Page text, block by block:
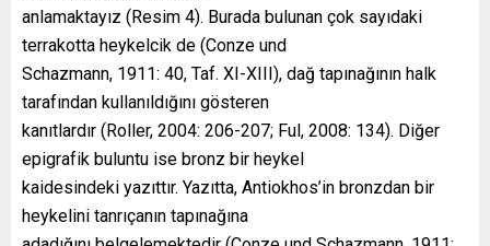
anlamaktayız (Resim 4). Burada bulunan çok sayıdaki
terrakotta heykelcik de (Conze und
Schazmann, 1911: 40, Taf. XI-XIII), dağ tapınağının halk
tarafından kullanıldığını gösteren
kanıtlardır (Roller, 2004: 206-207; Ful, 2008: 134). Diğer
epigrafik buluntu ise bronz bir heykel
kaidesindeki yazıttır. Yazıtta, Antiokhos’in bronzdan bir
heykelini tanrıçanın tapınağına